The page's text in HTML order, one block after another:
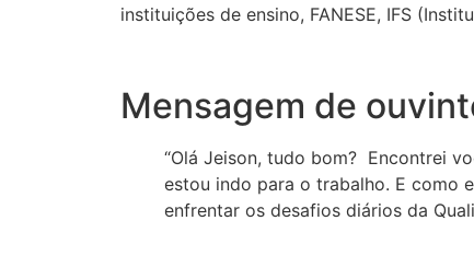
instituições de ensino, FANESE, IFS
Mensagem de
“Olá Jeison, tudo bom? Encontrei
estou indo para o trabalho. E como
enfrentar os desafios diários da